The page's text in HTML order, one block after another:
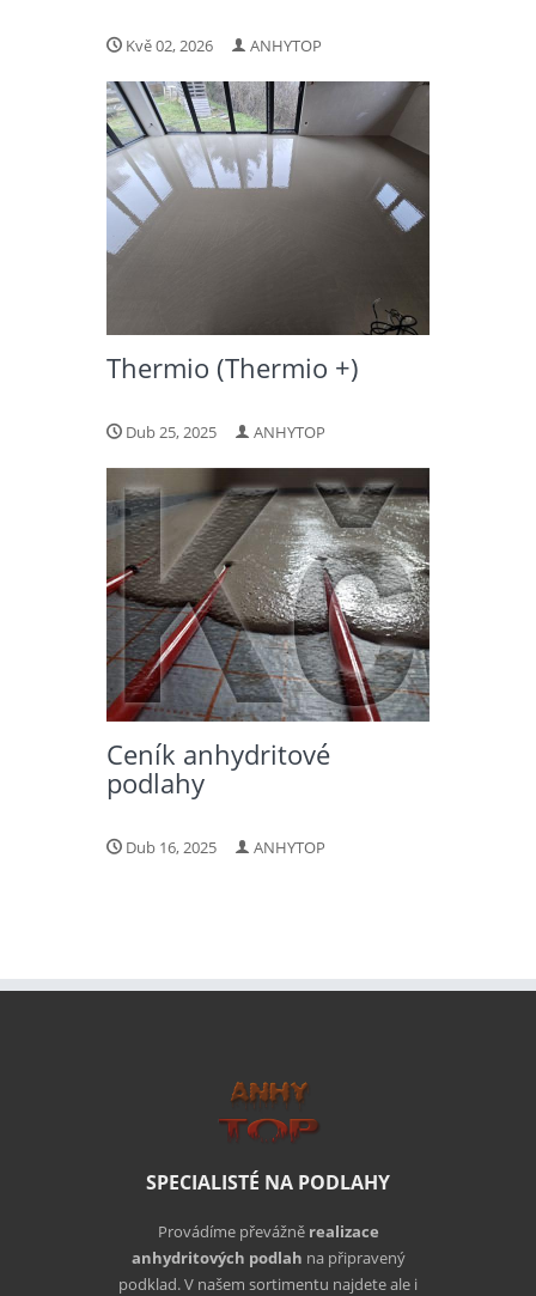
Kvě 02, 2026 ANHYTOP
Thermio (Thermio +)
Dub 25, 2025 ANHYTOP
Ceník anhydritové
podlahy
Dub 16, 2025 ANHYTOP
SPECIALISTÉ NA PODLAHY
Provádíme převážně realizace
anhydritových podlah na připravený
podklad. V našem sortimentu najdete ale i